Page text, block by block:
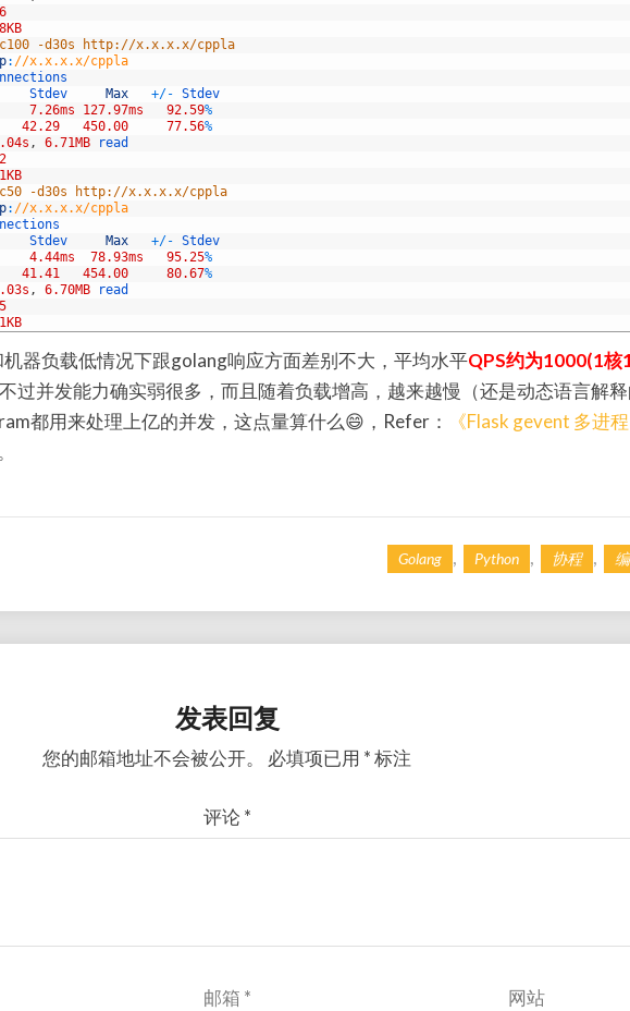
-d30s http://x.x.x.x/cppla
: //x.x.x.x/cppla
Stdev Max +/- Stdev
7.26ms 127.97ms 92.59%
42.29 450.00 77.56%
, 6.71MB
read
-d30s http://x.x.x.x/cppla
: //x.x.x.x/cppla
Stdev Max +/- Stdev
4.44ms 78.93ms 95.25%
41.41 454.00 80.67%
, 6.70MB
read
器负载低情况下跟golang响应方面差别不大，平均水平QPS约为1000(1核
不过并发能力确实弱很多，而且随着负载增高，越来越慢（还是动态语言解
都用来处理上亿的并发，这点量算什么😄，Refer：
《Flask gevent 多进程
。
Golang , Python , 协程 ,
发表回复
您的邮箱地址不会被公开。 必填项已用 *标注
评论 *
邮箱 * 网站